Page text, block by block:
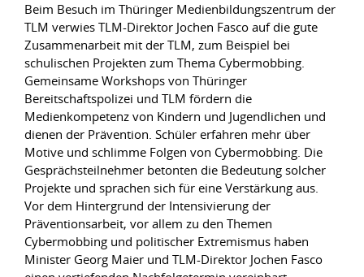
Beim Besuch im Thüringer Medienbildungszentrum der
TLM verwies TLM-Direktor Jochen Fasco auf die gute
Zusammenarbeit mit der TLM, zum Beispiel bei
schulischen Projekten zum Thema Cybermobbing.
Gemeinsame Workshops von Thüringer
Bereitschaftspolizei und TLM fördern die
Medienkompetenz von Kindern und Jugendlichen und
dienen der Prävention. Schüler erfahren mehr über
Motive und schlimme Folgen von Cybermobbing. Die
Gesprächsteilnehmer betonten die Bedeutung solcher
Projekte und sprachen sich für eine Verstärkung aus.
Vor dem Hintergrund der Intensivierung der
Präventionsarbeit, vor allem zu den Themen
Cybermobbing und politischer Extremismus haben
Minister Georg Maier und TLM-Direktor Jochen Fasco